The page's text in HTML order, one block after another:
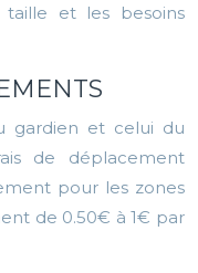
et les besoins
gardien et celui du
de déplacement
pour les zones
de 0.50€ à 1€ par